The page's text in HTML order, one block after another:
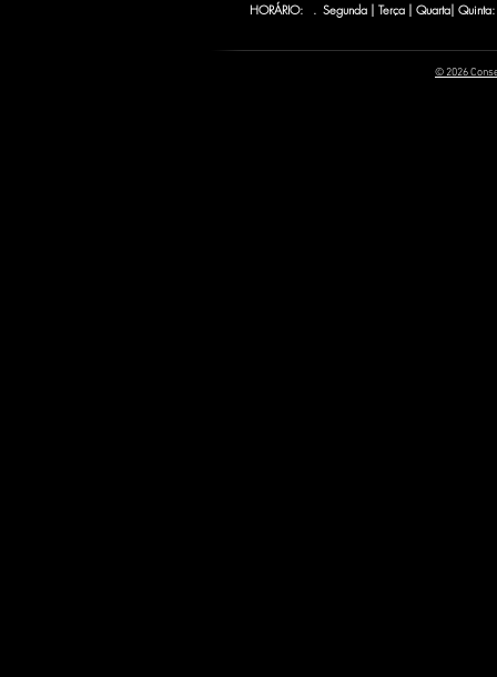
HORÁRIO: . Segunda | Terça | Quarta|
© 2026